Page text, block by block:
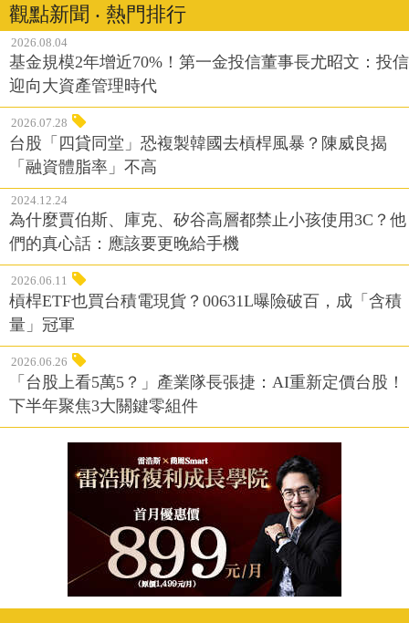
觀點新聞 ‧ 熱門排行
2026.08.04
基金規模2年增近70%！第一金投信董事長尤昭文：投信
迎向大資產管理時代
2026.07.28
台股「四貸同堂」恐複製韓國去槓桿風暴？陳威良揭
「融資體脂率」不高
2024.12.24
為什麼賈伯斯、庫克、矽谷高層都禁止小孩使用3C？他
們的真心話：應該要更晚給手機
2026.06.11
槓桿ETF也買台積電現貨？00631L曝險破百，成「含積
量」冠軍
2026.06.26
「台股上看5萬5？」產業隊長張捷：AI重新定價台股！
下半年聚焦3大關鍵零組件